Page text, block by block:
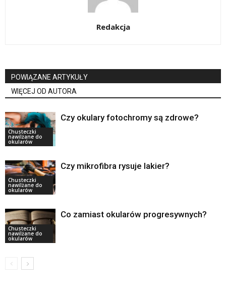
Redakcja
POWIĄZANE ARTYKUŁY
WIĘCEJ OD AUTORA
Chusteczki
nawilżane do
okularów
Czy okulary fotochromy są zdrowe?
Chusteczki
nawilżane do
okularów
Czy mikrofibra rysuje lakier?
Chusteczki
nawilżane do
okularów
Co zamiast okularów progresywnych?